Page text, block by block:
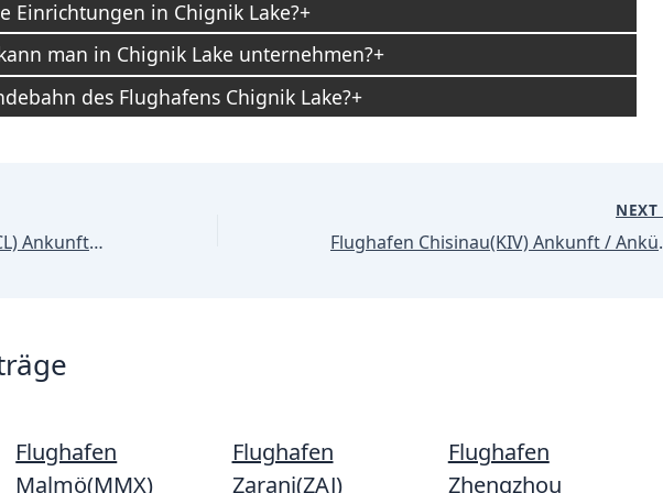
Einrichtungen in Chignik Lake?
man in Chignik Lake unternehmen?
des Flughafens Chignik Lake?
Flughafen Chignik Lagoon(KCL) Ankunft / Ankünfte
NEXT
Flughafen
Malmö(MMX)
Flughafen
Zaranj(ZAJ)
Flughafen
Zhengzhou